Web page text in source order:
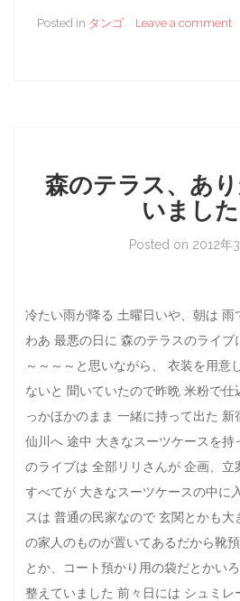
Posted in タンゴ Leave a comment
森のテラス、あ
いました
Posted on 2012年
冷たい雨が降る 土曜日いや、朝は 雨
わあ 最悪の日に 森のテラスのライブ
～～～～と思いながら、 衣装を用意
ないと 聞いていたので昨晩 米粉で仕
っかほかのまま 一緒に持って出た
仙川へ 途中 大きなスーツケースを持
のライブは 全部リリさんが 企画、
すべてが 大きなスーツケースの中に
スは 普通の民家なので 玄関とかも大
の家人のものが置いてあるだから靴
とか、コート預かり用の袋だとかい
整えていました 前々日には シュミレ